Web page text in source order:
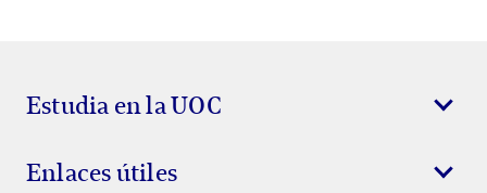
Estudia en la UOC
Enlaces útiles